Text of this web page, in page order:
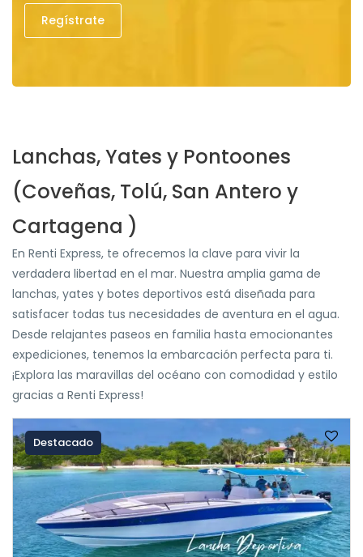
Regístrate
Lanchas, Yates y Pontoones
(Coveñas, Tolú, San Antero y
Cartagena )
En Renti Express, te ofrecemos la clave para vivir la
verdadera libertad en el mar. Nuestra amplia gama de
lanchas, yates y botes deportivos está diseñada para
satisfacer todas tus necesidades de aventura en el agua.
Desde relajantes paseos en familia hasta emocionantes
expediciones, tenemos la embarcación perfecta para ti.
¡Explora las maravillas del océano con comodidad y estilo
gracias a Renti Express!
Destacado